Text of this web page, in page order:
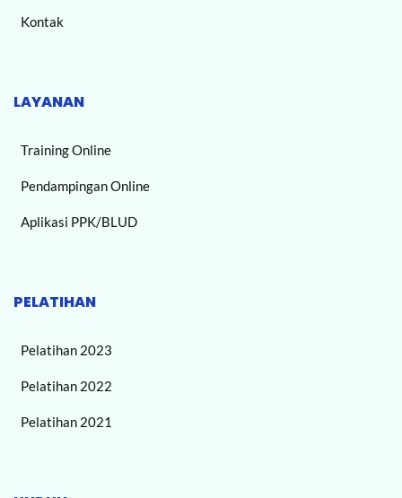
Kontak
LAYANAN
Training Online
Pendampingan Online
Aplikasi PPK/BLUD
PELATIHAN
Pelatihan 2023
Pelatihan 2022
Pelatihan 2021